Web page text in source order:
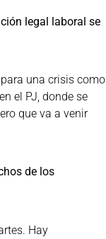
legal laboral se
una crisis como
el PJ, donde se
que va a venir
de los
Hay